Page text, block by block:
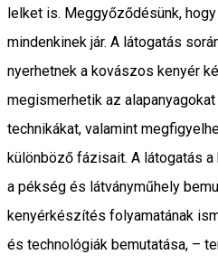
lelket is. Meggyőződésünk,
mindenkinek jár. A látogatás
nyerhetnek a kovászos kenyér
megismerhetik az
technikákat, valamint
különböző fázisait. A látogatás
a pékség és látványműhely
kenyérkészítés folyamatának
és technológiák bemutatása, –